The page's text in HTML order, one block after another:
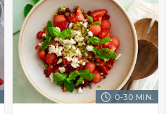
0-30 MIN.